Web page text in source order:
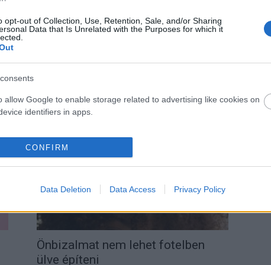
opt-out of Collection, Use, Retention, Sale, and/or Sharing
Data that Is Unrelated with the Purposes for which it
allow Google to enable storage related to advertising like cookies on
identifiers in apps.
CONFIRM
Data Deletion Data Access Privacy Policy
0
Dr. Truzsi Alexandra - április 1, 2025 0
Önbizalmat nem lehet fotelben
ülve építeni